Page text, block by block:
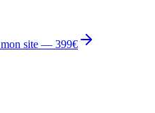
mon site — 399€